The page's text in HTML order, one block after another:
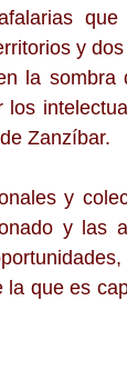
que
y
la sombra
los
Zanzíbar.
y
y las
la que es